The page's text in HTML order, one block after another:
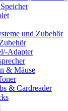
und Zubehör
Adapter
& Mäuse
& Cardreader